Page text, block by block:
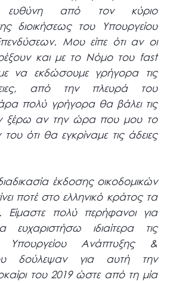
ευθύνη από τον κύριο
διοικήσεως του Υπουργείου
Μου είπε ότι αν οι
και με το Νόμο του fast
να εκδώσουμε γρήγορα τις
από την πλευρά του
πολύ γρήγορα θα βάλει τις
ξέρω αν την ώρα που μου το
του ότι θα εγκρίναμε τις άδειες
έκδοσης οικοδομικών
ποτέ στο ελληνικό κράτος τα
Είμαστε πολύ περήφανοι για
ιδιαίτερα τις
Υπουργείου Ανάπτυξης &
δούλεψαν για αυτή την
του 2019 ώστε από τη μία